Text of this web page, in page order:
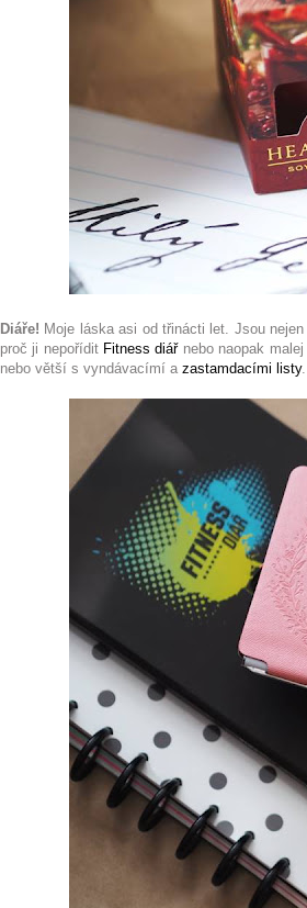
Diáře! Moje láska asi od třinácti let. Jsou
proč ji nepořídit Fitness diářnebo naopak malej
nebo větší s vyndávacímí a zastamdacími listy